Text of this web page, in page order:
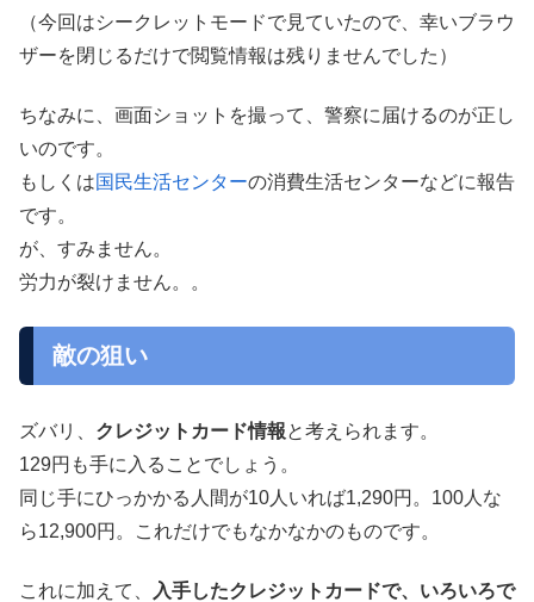
（今回はシークレットモードで見ていたので、幸いブラウ
ザーを閉じるだけで閲覧情報は残りませんでした）
ちなみに、画面ショットを撮って、警察に届けるのが正し
いのです。
もしくは国民生活センターの消費生活センターなどに報告
です。
が、すみません。
労力が裂けません。。
敵の狙い
ズバリ、 クレジットカード情報と考えられます。
129円も手に入ることでしょう。
同じ手にひっかかる人間が10人いれば1,290円。100人な
ら12,900円。これだけでもなかなかのものです。
これに加えて、 入手したクレジットカードで、いろいろで